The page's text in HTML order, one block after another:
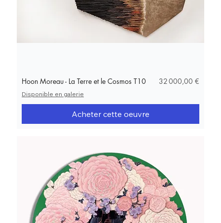
Hoon Moreau - La Terre et le Cosmos T10 Prix
32 000,00 €
Disponible en galerie
Acheter cette oeuvre